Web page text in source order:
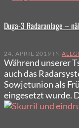
Duga-3 Radaranlage –
24. APRIL 2019 IN
Während unserer
auch das
Sowjetunion als
eingesetzt wurde.